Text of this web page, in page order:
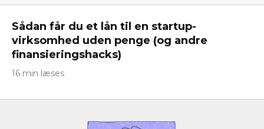
Sådan får du et lån til en startup-
virksomhed uden penge (og andre
finansieringshacks)
16 min læses